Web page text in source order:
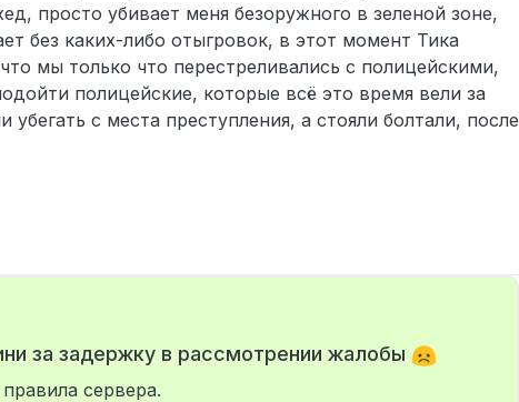
просто убивает меня безоружного в зеленой зоне,
без каких-либо отыгровок, в этот момент Тика
мы только что перестреливались с полицейскими,
полицейские, которые всё это время вели за
с места преступления, а стояли болтали, после
за задержку в рассмотрении жалобы
сервера.